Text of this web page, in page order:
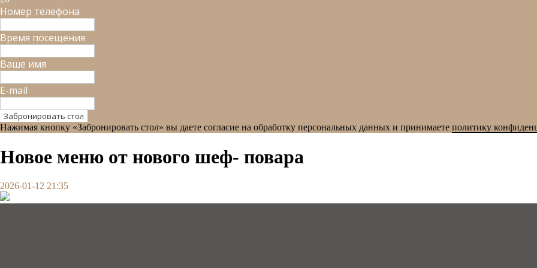
Номер телефона
Время посещения
Ваше имя
E-mail
Забронировать стол
Нажимая кнопку «Забронировать стол» вы даете согласие на обработку персональных данных и принимаете политику
Новое меню от нового шеф- повара
2026-01-12 21:35